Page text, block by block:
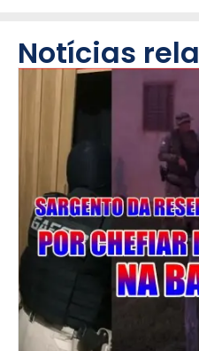
Notícias